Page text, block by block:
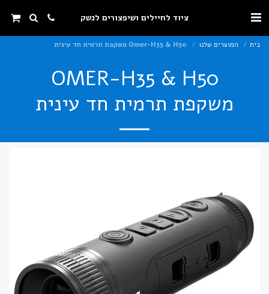
ציוד לחיילים ושיפצורים לנשק
בית המוצרים שלנו Omer-H35 & H50 משקפת תרמית חד עינית
OMER-H35 & H50
משקפת תרמית חד עינית